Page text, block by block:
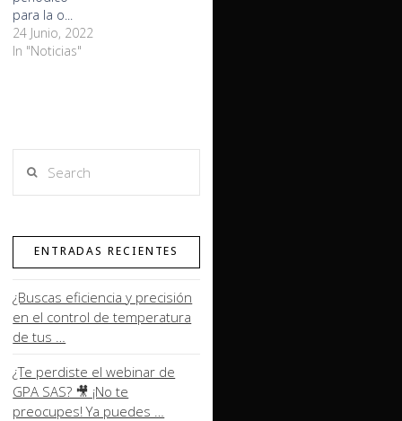
para la o...
24 Junio, 2022
In "Noticias"
ENTRADAS RECIENTES
¿Buscas eficiencia y precisión
en el control de temperatura
de tus …
¿Te perdiste el webinar de
GPA SAS? 🎥 ¡No te
preocupes! Ya puedes …